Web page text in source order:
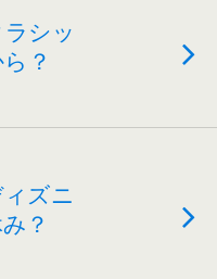
シッ
？
ズニ
？